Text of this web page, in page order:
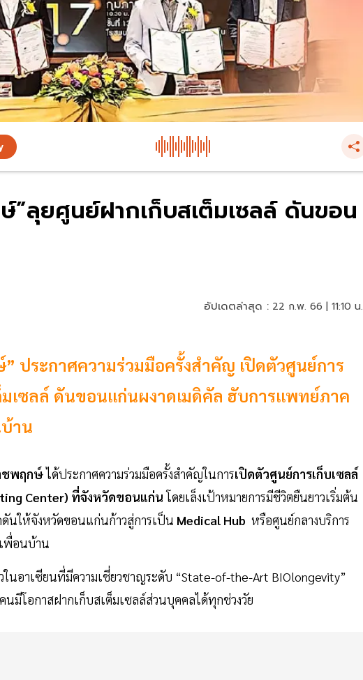
”ลุยศูนย์ฝากเก็บสเต็มเซลล์ ดันขอน
อัปเดตล่าสุด : 22 ก.พ. 66 | 11:10 น.
ประกาศความร่วมมือครั้งสำคัญ เปิดตัวศูนย์การ
มเซลล์ ดันขอนแก่นผงาดเมดิคัล ฮับการแพทย์ภาค
าน
ชพฤกษ์ได้ประกาศความร่วมมือครั้งสำคัญในการเปิดตัวศูนย์การเก็บเซลล์
Center) ที่จังหวัดขอนแก่นโดยเล็งเป้าหมายการมีชีวิตยืนยาวเริ่มต้น
นให้จังหวัดขอนแก่นก้าวสู่การเป็น Medical Hub หรือศูนย์กลางบริการ
พื่อนบ้าน
อาเซียนที่มีความเชี่ยวชาญระดับ “State-of-the-Art BIOlongevity”
มีโอกาสฝากเก็บสเต็มเซลล์ส่วนบุคคลได้ทุกช่วงวัย